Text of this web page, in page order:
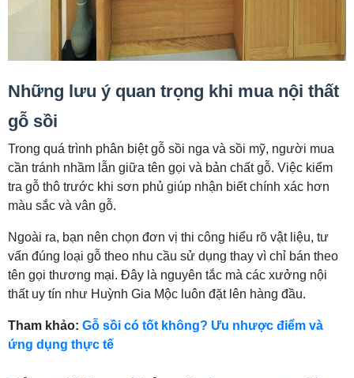
Những lưu ý quan trọng khi mua nội thất
gỗ sồi
Trong quá trình phân biệt gỗ sồi nga và sồi mỹ, người mua
cần tránh nhầm lẫn giữa tên gọi và bản chất gỗ. Việc kiểm
tra gỗ thô trước khi sơn phủ giúp nhận biết chính xác hơn
màu sắc và vân gỗ.
Ngoài ra, bạn nên chọn đơn vị thi công hiểu rõ vật liệu, tư
vấn đúng loại gỗ theo nhu cầu sử dụng thay vì chỉ bán theo
tên gọi thương mại. Đây là nguyên tắc mà các xưởng nội
thất uy tín như Huỳnh Gia Mộc luôn đặt lên hàng đầu.
Tham khảo: Gỗ sồi có tốt không? Ưu nhược điểm và
ứng dụng thực tế